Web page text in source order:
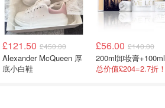
£121.50 £450.00
Alexander McQueen 厚
底小白鞋
£56.00 £140.00